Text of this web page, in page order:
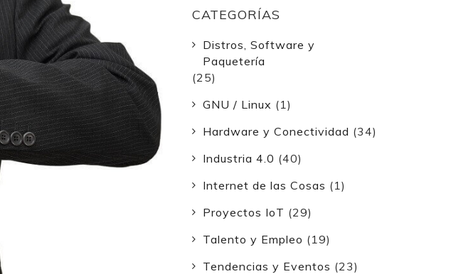
CATEGORÍAS
Distros, Software y
Paquetería
(25)
GNU / Linux (1)
Hardware y Conectividad (34)
Industria 4.0 (40)
Internet de las Cosas (1)
Proyectos IoT (29)
Talento y Empleo (19)
Tendencias y Eventos (23)